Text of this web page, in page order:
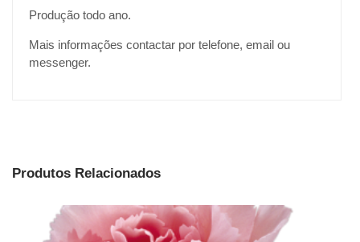
Produção todo ano.
Mais informações contactar por telefone, email ou
messenger.
Produtos Relacionados